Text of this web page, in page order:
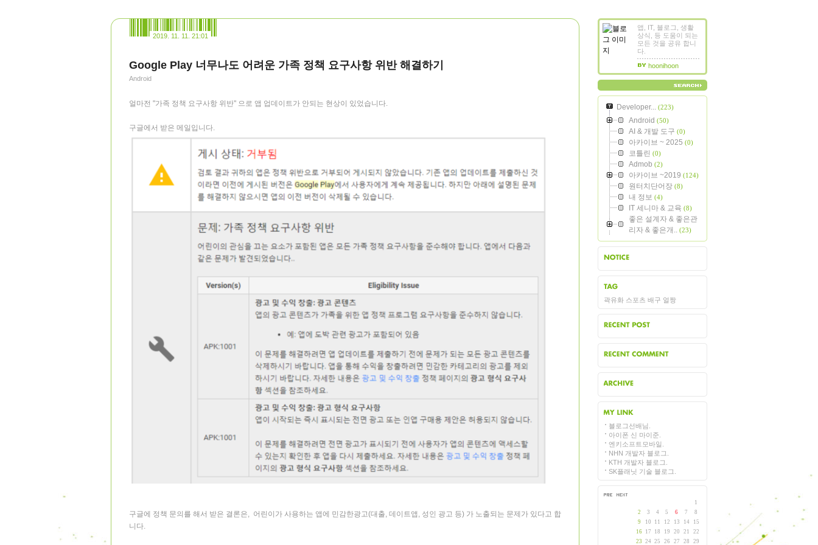
2019. 11. 11. 21:01
Google Play 너무나도 어려운 가족 정책 요구사항 위반 해결하기
Android
얼마전 "가족 정책 요구사항 위반" 으로 앱 업데이트가 안되는 현상이 있었습니다.
구글에서 받은 메일입니다.
구글에 정책 문의를 해서 받은 결론은, 어린이가 사용하는 앱에 민감한광고(대출, 데이트앱, 성인 광고 등) 가 노출되는 문제가 있다고 합
니다.
앱, IT, 블로그, 생활
상식, 등 도움이 되는
모든 것을 공유 합니
다.
hoonihoon
Developer... (223)
Android (50)
AI & 개발 도구 (0)
아카이브 ~ 2025 (0)
코틀린 (0)
Admob (2)
아카이브 ~2019 (124)
원터치단어장 (8)
내 정보 (4)
IT 세니마 & 교육 (8)
좋은 설계자 & 좋은관
리자 & 좋은개.. (23)
그목록
곽유화 스포츠 배구 얼짱
크블로그선배님.
아이폰 신 마이준.
엔키소프트모바일.
NHN 개발자 블로그.
KTH 개발자 블로그.
SK플래닛 기술 블로그.
1
2
3 4 5 6 7
8
9
10 11 12 13 14
15
16 17 18 19 20 21
22
23 24 25 26 27 28 29